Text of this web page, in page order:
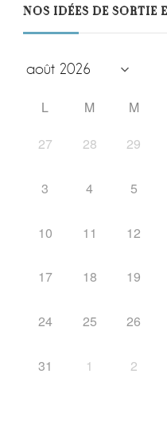
NOS IDÉES DE SORTIE
L M M
27
28 29
3 4 5
10 11 12
17 18 19
24 25 26
31 1 2